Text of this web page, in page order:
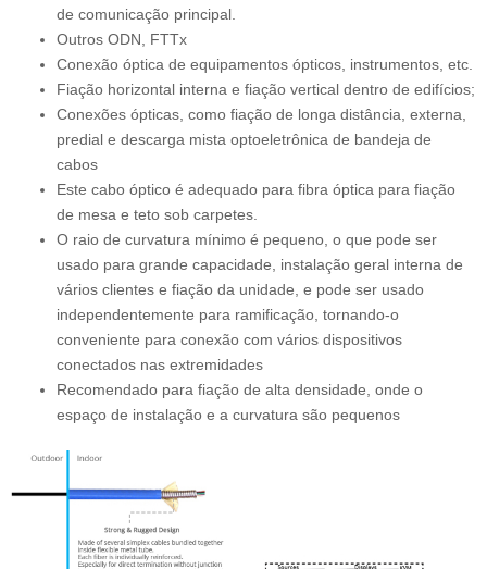
de comunicação principal.
Outros ODN, FTTx
Conexão óptica de equipamentos ópticos, instrumentos, etc.
Fiação horizontal interna e fiação vertical dentro de edifícios;
Conexões ópticas, como fiação de longa distância, externa,
predial e descarga mista optoeletrônica de bandeja de
cabos
Este cabo óptico é adequado para fibra óptica para fiação
de mesa e teto sob carpetes.
O raio de curvatura mínimo é pequeno, o que pode ser
usado para grande capacidade, instalação geral interna de
vários clientes e fiação da unidade, e pode ser usado
independentemente para ramificação, tornando-o
conveniente para conexão com vários dispositivos
conectados nas extremidades
Recomendado para fiação de alta densidade, onde o
espaço de instalação e a curvatura são pequenos